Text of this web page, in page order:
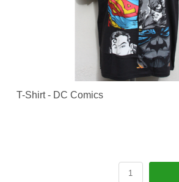
T-Shirt - DC Comics